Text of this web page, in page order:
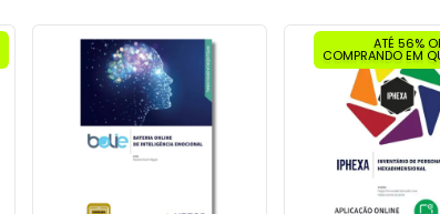
ATÉ 56%
COMPRANDO EM